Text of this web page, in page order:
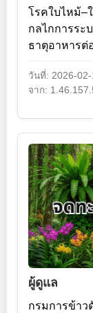
โรคใบไหม้–
กลไกการระ
ธาตุอาหาร
วันที่: 2026-
จาก:
ผู้ดูแล
กรมการข้าว